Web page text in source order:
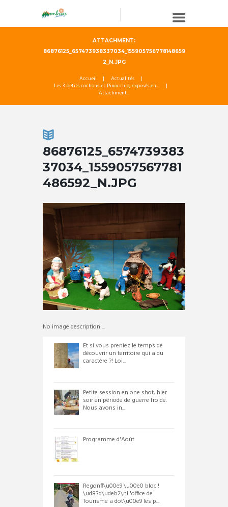
ATTACHMENT:
86876125_657473938337034_155905756778148659
2_N.JPG
Accueil
Actualités
Les 3 petits cochons et Pinocchio, exposés en...
Attachment...
86876125_6574739383
37034_1559057567781
486592_N.JPG
No image description ...
Et si vous preniez le temps de
découvrir un territoire qui a du
caractère ?! Loi...
Petite session en one shot, hier
soir en période de guerre froide.
Nous avons in...
Programme d'Août
Regonfl\u00e9 \u00e0 bloc !
\ud83d\udeb2\nL'office de
Tourisme a dot\u00e9 les p...